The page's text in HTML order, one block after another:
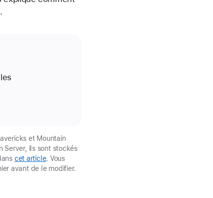
et Mountain
Server, ils sont stockés
cet article. Vous
avant de le modifier.